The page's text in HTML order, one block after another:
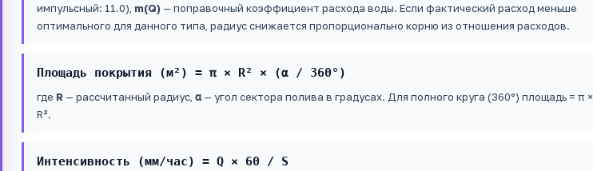
импульсный: 11.0), m(Q) — поправочный коэффициент расхода воды. Если фактический расход меньше
оптимального для данного типа, радиус снижается пропорционально корню из отношения расходов.
Площадь покрытия (м²) = π × R² × (α / 360°)
где R — рассчитанный радиус, α — угол сектора полива в градусах. Для полного круга (360°) площадь = π ×
R².
Интенсивность (мм/час) = Q × 60 / S